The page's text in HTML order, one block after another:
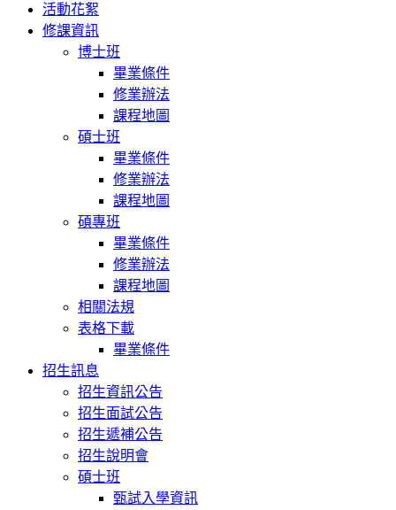
活動花絮
修課資訊
博士班
畢業條件
修業辦法
課程地圖
碩士班
畢業條件
修業辦法
課程地圖
碩專班
畢業條件
修業辦法
課程地圖
相關法規
表格下載
畢業條件
招生訊息
招生資訊公告
招生面試公告
招生遞補公告
招生說明會
碩士班
甄試入學資訊